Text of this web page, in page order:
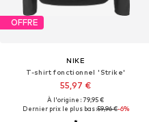
OFFRE
NIKE
T-shirt fonctionnel 'Strike'
55,97 €
À l'origine : 79,95 €
Dernier prix le plus bas :59,96 €-6%